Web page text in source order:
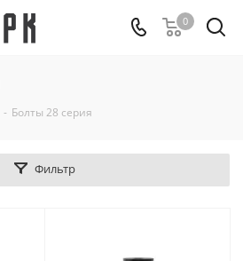
0
- Болты 28 серия
Фильтр